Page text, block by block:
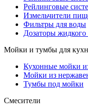
Рейлинговые
Измельчители
Фильтры для воды
Дозаторы
Мойки и тумбы для
Кухонные мойки
Мойки из
Тумбы под мойки
Смесители